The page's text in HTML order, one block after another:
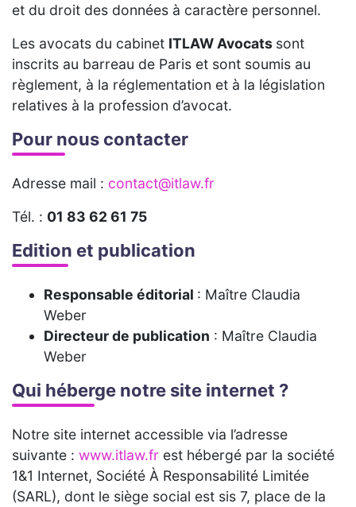
et du droit des données à caractère personnel.
Les avocats du cabinet ITLAW Avocats sont
inscrits au barreau de Paris et sont soumis au
règlement, à la réglementation et à la législation
relatives à la profession d’avocat.
Pour nous contacter
Adresse mail : contact@itlaw.fr
Tél. : 01 83 62 61 75
Edition et publication
Responsable éditorial : Maître Claudia
Weber
Directeur de publication : Maître Claudia
Weber
Qui héberge notre site internet ?
Notre site internet accessible via l’adresse
suivante : www.itlaw.fr est hébergé par la société
1&1 Internet, Société À Responsabilité Limitée
(SARL), dont le siège social est sis 7, place de la